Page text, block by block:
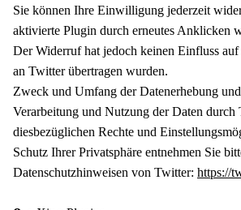
Sie können Ihre Einwilligung jederzeit
aktivierte Plugin durch erneutes Anklicken
Der Widerruf hat jedoch keinen Einfluss
an Twitter übertragen wurden.
Zweck und Umfang der Datenerhebung
Verarbeitung und Nutzung der Daten
diesbezüglichen Rechte und
Schutz Ihrer Privatsphäre entnehmen Sie
Datenschutzhinweisen von Twitter: https://